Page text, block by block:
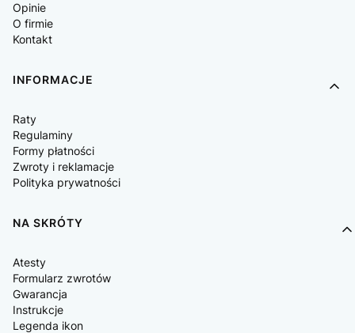
Opinie
O firmie
Kontakt
INFORMACJE
Raty
Regulaminy
Formy płatności
Zwroty i reklamacje
Polityka prywatności
NA SKRÓTY
Atesty
Formularz zwrotów
Gwarancja
Instrukcje
Legenda ikon